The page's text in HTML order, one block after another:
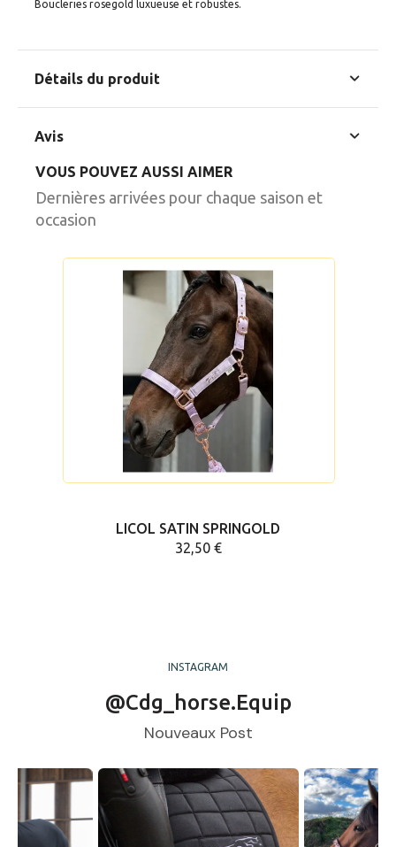
Boucleries rosegold luxueuse et robustes.
Détails du produit
En stock
Avis
Commentaires (0)
Aucun avis n'a été publié pour le moment.
VOUS POUVEZ AUSSI AIMER
Dernières arrivées pour chaque saison et
occasion
LICOL SATIN SPRINGOLD
32,50 €
INSTAGRAM
@cdg_horse.equip
Nouveaux Post